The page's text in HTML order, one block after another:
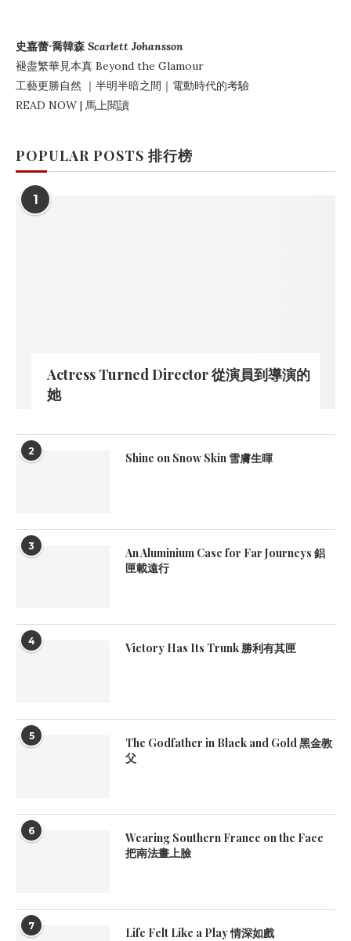
史嘉蕾·喬韓森 Scarlett Johansson
褪盡繁華見本真 Beyond the Glamour
工藝更勝自然 ｜ 半明半暗之間 ｜電動時代的考驗
READ NOW | 馬上閱讀
POPULAR POSTS 排行榜
1
Actress Turned Director 從演員到導演的
她
2 Shine on Snow Skin 雪膚生暉
3
An Aluminium Case for Far Journeys 鋁
匣載遠行
4 Victory Has Its Trunk 勝利有其匣
5
The Godfather in Black and Gold 黑金教
父
6
Wearing Southern France on the Face
把南法畫上臉
7 Life Felt Like a Play 情深如戲